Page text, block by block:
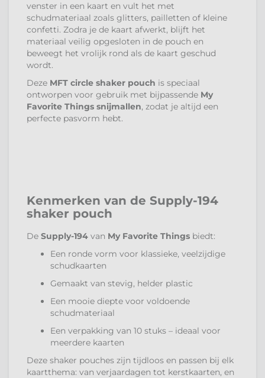
venster in een kaart en vult het met
schudmateriaal zoals glitters, pailletten of kleine
confetti. Zodra je de kaart afwerkt, blijft het
materiaal veilig opgesloten in de pouch en
beweegt het vrolijk rond als de kaart geschud
wordt.
Deze MFT circle shaker pouch is speciaal
ontworpen voor gebruik met bijpassende My
Favorite Things snijmallen, zodat je altijd een
perfecte pasvorm hebt.
Kenmerken van de Supply-194
shaker pouch
De Supply-194 van My Favorite Things biedt:
Een ronde vorm voor klassieke, veelzijdige
schudkaarten
Gemaakt van stevig, helder plastic
Een mooie diepte voor voldoende
schudmateriaal
Een verpakking van 10 stuks – ideaal voor
meerdere kaarten
Deze shaker pouches zijn tijdloos en passen bij elk
kaartthema: van verjaardagen tot kerstkaarten, en